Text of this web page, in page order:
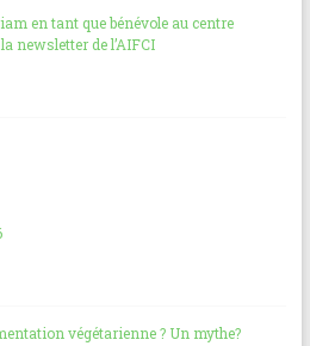
en tant que bénévole au centre
newsletter de l’AIFCI
végétarienne ? Un mythe?